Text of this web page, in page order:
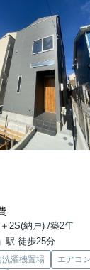
-
2S(納戸) /築2年
駅 徒歩25分
洗濯機置場 エアコン